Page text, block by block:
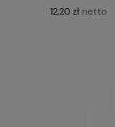
12,20 zł netto